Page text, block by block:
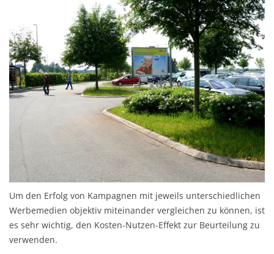
Um den Erfolg von Kampagnen mit jeweils unterschiedlichen
Werbemedien objektiv miteinander vergleichen zu können, ist
es sehr wichtig, den Kosten-Nutzen-Effekt zur Beurteilung zu
verwenden.